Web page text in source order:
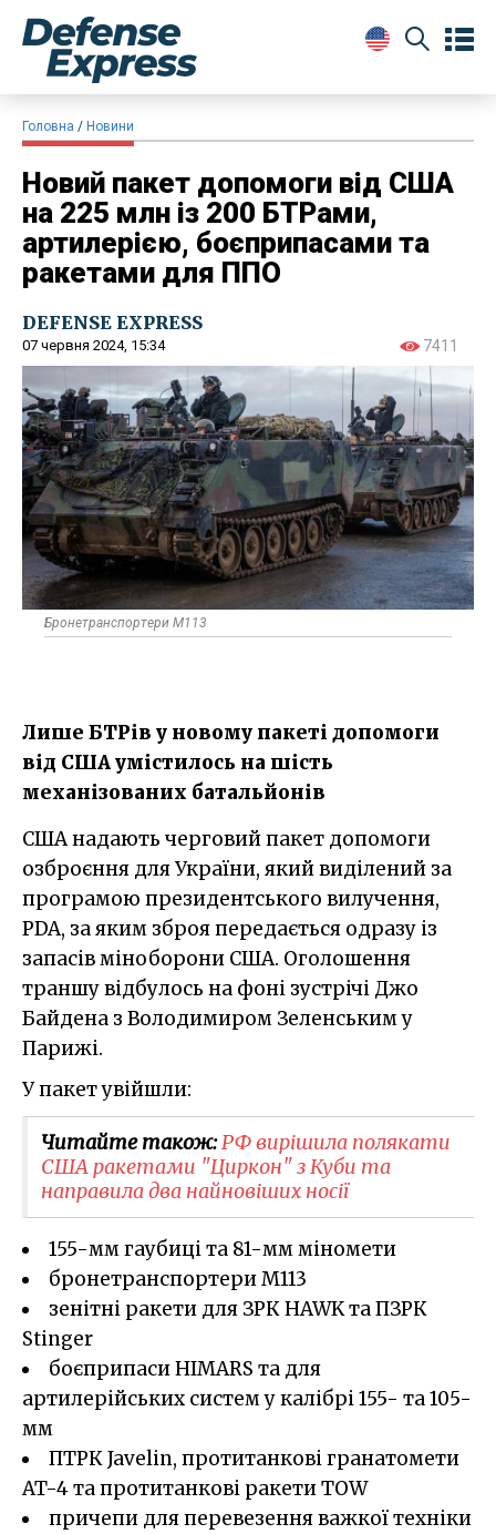
Головна Новини
Новий пакет допомоги від США
на 225 млн із 200 БТРами,
артилерією, боєприпасами та
ракетами для ППО
DEFENSE EXPRESS
07 червня 2024, 15:34 7411
Бронетранспортери M113
Лише БТРів у новому пакеті допомоги
від США умістилось на шість
механізованих батальйонів
США надають черговий пакет допомоги
озброєння для України, який виділений за
програмою президентського вилучення,
PDA, за яким зброя передається одразу із
запасів міноборони США. Оголошення
траншу відбулось на фоні зустрічі Джо
Байдена з Володимиром Зеленським у
Парижі.
У пакет увійшли:
Читайте також:РФ вирішила полякати
США ракетами "Циркон" з Куби та
направила два найновіших носії
155-мм гаубиці та 81-мм міномети
бронетранспортери M113
зенітні ракети для ЗРК HAWK та ПЗРК
Stinger
боєприпаси HIMARS та для
артилерійських систем у калібрі 155- та 105-
мм
ПТРК Javelin, протитанкові гранатомети
AT-4 та протитанкові ракети TOW
причепи для перевезення важкої техніки